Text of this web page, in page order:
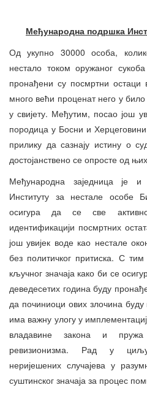
Међународна подршка
Од укупно 30000 особа,
нестало током оружаног
пронађени су посмртни
много већи проценат него у било
у свијету. Међутим, посао још
породица у Босни и
прилику да сазнају истину о
достојанствено се опросте од
Међународна заједница је
Институту за нестале
осигура да се све
идентификацији посмртних
још увијек воде као нестале
без политичког притиска. С
кључног значаја како би се
деведесетих година буду
да починиоци ових злочина
има важну улогу у
владавине закона и пружа
ревизионизма. Рад у
неријешених случајева у
суштинског значаја за процес